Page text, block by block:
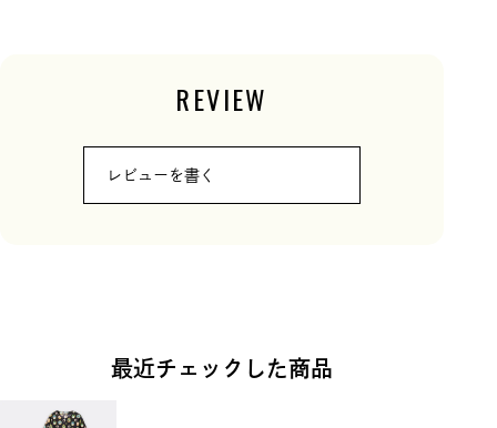
REVIEW
レビューを書く
最近チェックした商品